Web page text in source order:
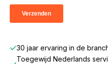
30 jaar ervaring in de
Toegewijd Nederlands